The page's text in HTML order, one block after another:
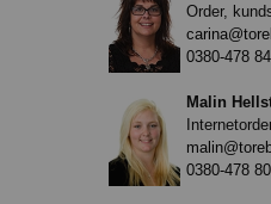
Order,
0380-478 84
Malin
0380-478 80